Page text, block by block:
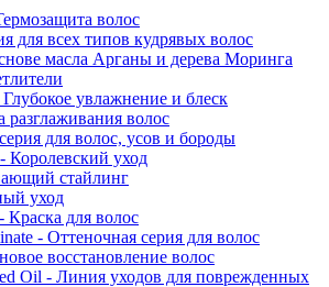
волос
для всех типов кудрявых волос
масла Арганы и дерева Моринга
увлажнение и блеск
волос
для волос, усов и бороды
Королевский уход
стайлинг
уход
для волос
- Оттеночная серия для волос
восстановление волос
Oil - Линия уходов для поврежденных